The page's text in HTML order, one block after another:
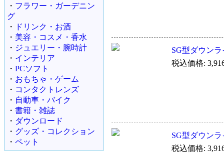
・ フラワー・ガーデニン
グ
・
ドリンク・お酒
・ 美容・コスメ・香水
・ ジュエリー・腕時計
・ インテリア
・ PCソフト
・ おもちゃ・ゲーム
・ コンタクトレンズ
・ 自動車・バイク
・ 書籍・雑誌
・ ダウンロード
・ グッズ・コレクション
・ ペット
SG型ダウンラ
税込価格:
SG型ダウンラ
税込価格: